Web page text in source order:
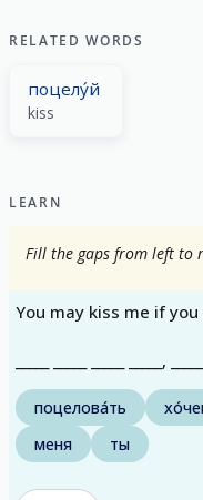
RELATED WORDS
поцелу́й
kiss
LEARN
Fill the gaps from left to
You may kiss me if
_____ _____ _____ _____,
поцелова́ть
меня
ты